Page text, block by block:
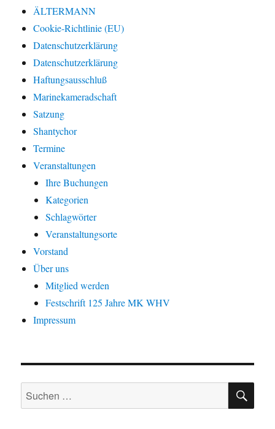
ÄLTERMANN
Cookie-Richtlinie (EU)
Datenschutzerklärung
Datenschutzerklärung
Haftungsausschluß
Marinekameradschaft
Satzung
Shantychor
Termine
Veranstaltungen
Ihre Buchungen
Kategorien
Schlagwörter
Veranstaltungsorte
Vorstand
Über uns
Mitglied werden
Festschrift 125 Jahre MK WHV
Impressum
Suchen
nach: